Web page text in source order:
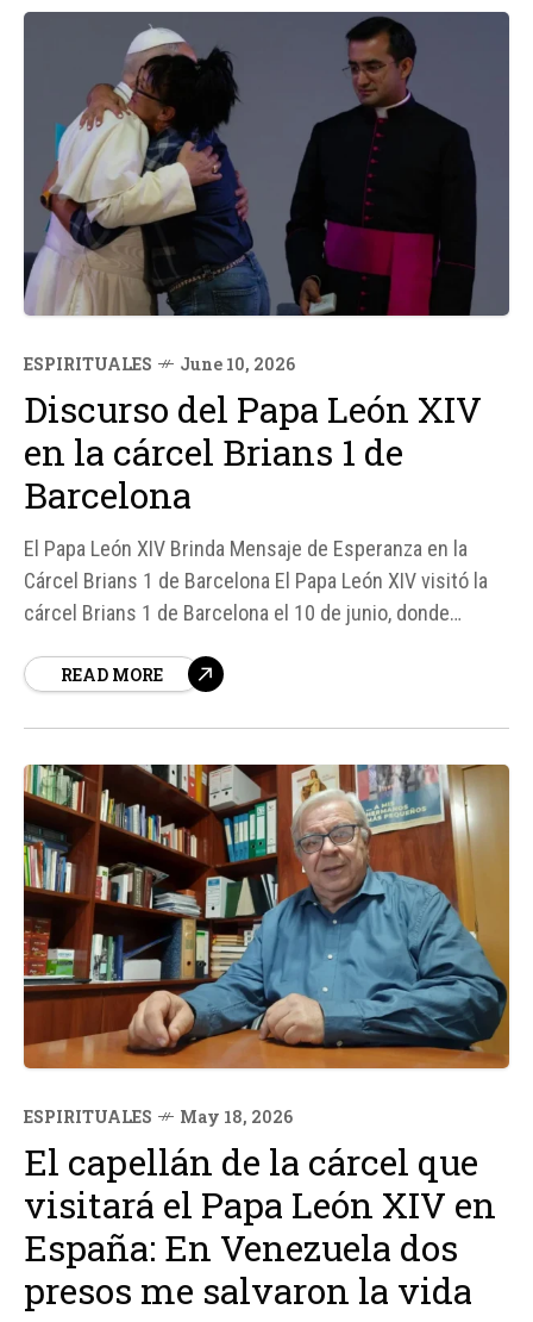
ESPIRITUALES June 10, 2026
Discurso del Papa León XIV
en la cárcel Brians 1 de
Barcelona
El Papa León XIV Brinda Mensaje de Esperanza en la
Cárcel Brians 1 de Barcelona El Papa León XIV visitó la
cárcel Brians 1 de Barcelona el 10 de junio, donde
fuentes, el Papa abrazó a Montse, una de las internas
READ MORE
ESPIRITUALES May 18, 2026
El capellán de la cárcel que
visitará el Papa León XIV en
España: En Venezuela dos
presos me salvaron la vida